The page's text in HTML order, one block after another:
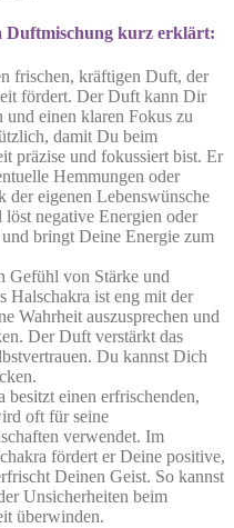
Duftmischung kurz erklärt:
frischen, kräftigen Duft, der
fördert. Der Duft kann Dir
einen klaren Fokus zu
damit Du beim
präzise und fokussiert bist. Er
Hemmungen oder
der eigenen Lebenswünsche
negative Energien oder
bringt Deine Energie zum
Gefühl von Stärke und
Halschakra ist eng mit der
Wahrheit auszusprechen und
Der Duft verstärkt das
Du kannst Dich
besitzt einen erfrischenden,
oft für seine
verwendet. Im
fördert er Deine positive,
Deinen Geist. So kannst
Unsicherheiten beim
überwinden.